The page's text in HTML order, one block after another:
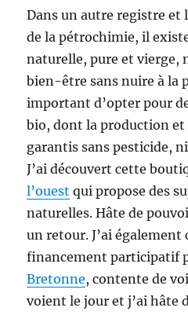
Dans un autre registre et
de la pétrochimie, il
naturelle, pure et vierge,
bien-être sans nuire à la
important d’opter pour
bio, dont la production
garantis sans pesticide,
J’ai découvert cette
l’ouest qui propose des
naturelles. Hâte de
un retour. J’ai
financement participatif
Bretonne, contente de
voient le jour et j’ai hâte